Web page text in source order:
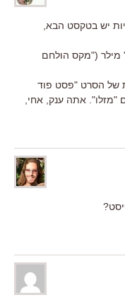
יש בטקסט הבא,
מילר ("מקס הולחם
של הסרט "פסט פוד
"מזלו". אתה ענק, אחי,